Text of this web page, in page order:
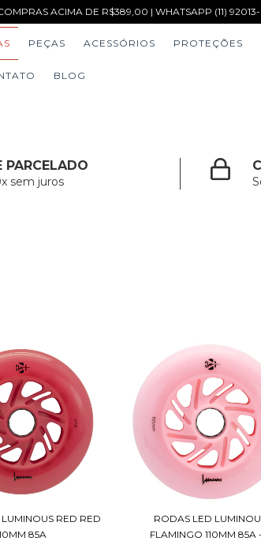
ACIMA DE R$389,00 | WHATSAPP (11)
PEÇAS ACESSÓRIOS PROTEÇÕES
BLOG
PARCELADO
sem juros
RED RED
85A
RODAS LED
FLAMINGO 110MM 85A -